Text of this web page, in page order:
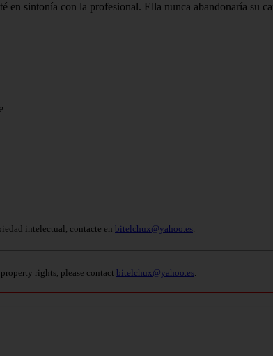
en sintonía con la profesional. Ella nunca abandonaría su
intelectual, contacte en bitelchux@yahoo.es
rights, please contact bitelchux@yahoo.es